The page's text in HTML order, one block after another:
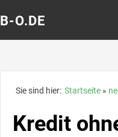
B-O.DE
Sie sind hier: Startseite
Kredit